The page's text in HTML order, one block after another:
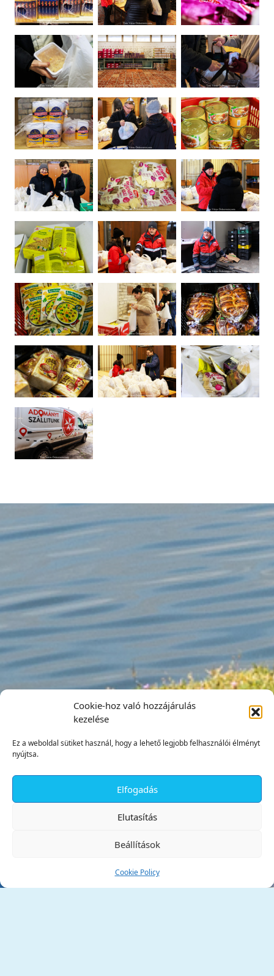
Cookie-hoz való hozzájárulás
kezelése
Ez a weboldal sütiket használ, hogy a lehető legjobb felhasználói élményt
nyújtsa.
Elfogadás
Elutasítás
Beállítások
Cookie Policy
Tata Város Önkormányzata
✕